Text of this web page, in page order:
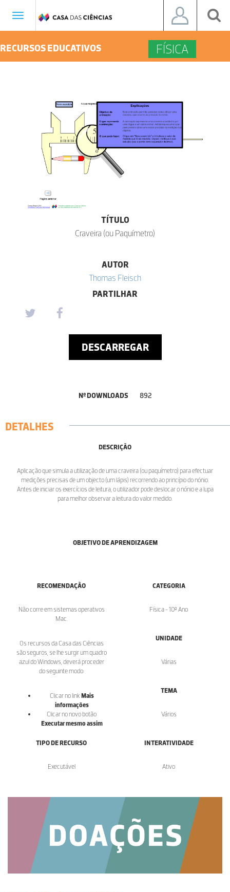
Toggle
RECURSOS EDUCATIVOS FÍSICA
TÍTULO
Craveira (ou Paquímetro)
AUTOR
Thomas Fleisch
PARTILHAR
DESCARREGAR
Nº DOWNLOADS 892
DETALHES
DESCRIÇÃO
Aplicação que simula a utilização de uma craveira (ou paquímetro) para efectuar
medições precisas de um objecto (um lápis) recorrendo ao princípio do nónio.
Antes de iniciar os exercícios de leitura, o utilizador pode deslocar o nónio e a lupa
para melhor observar a leitura do valor medido.
OBJETIVO DE APRENDIZAGEM
RECOMENDAÇÃO
Não corre em sistemas operativos
Mac.
Os recursos da Casa das Ciências
são seguros, se lhe surgir um quadro
azul do Windows, deverá proceder
do seguinte modo:
Clicar no link Mais
informações
Clicar no novo botão
Executar mesmo assim
CATEGORIA
Física - 10º Ano
UNIDADE
Várias
TEMA
Vários
TIPO DE RECURSO
Executável
INTERATIVIDADE
Ativo